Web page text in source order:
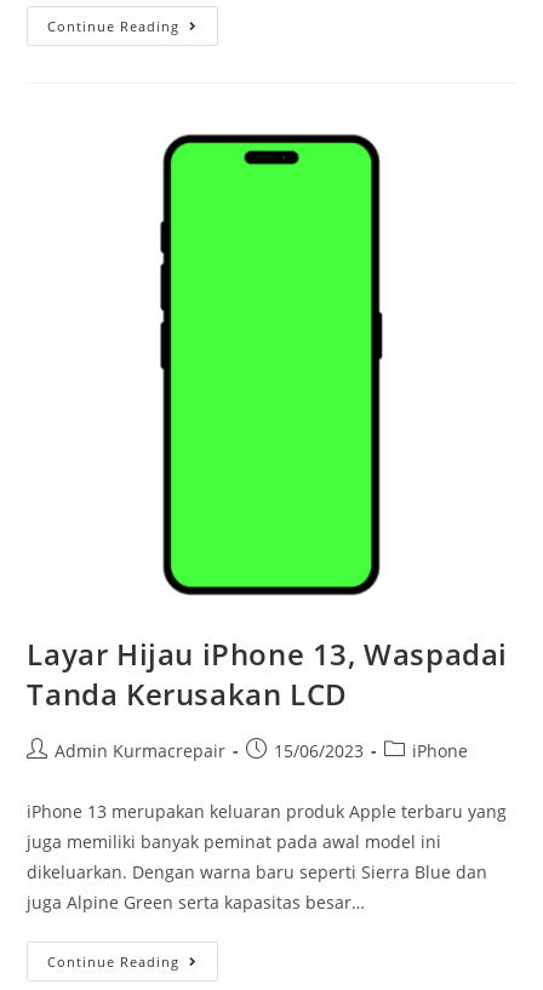
Continue Reading
Layar Hijau iPhone 13, Waspadai
Tanda Kerusakan LCD
Admin Kurmacrepair 15/06/2023 iPhone
iPhone 13 merupakan keluaran produk Apple terbaru yang
juga memiliki banyak peminat pada awal model ini
dikeluarkan. Dengan warna baru seperti Sierra Blue dan
juga Alpine Green serta kapasitas besar…
Continue Reading